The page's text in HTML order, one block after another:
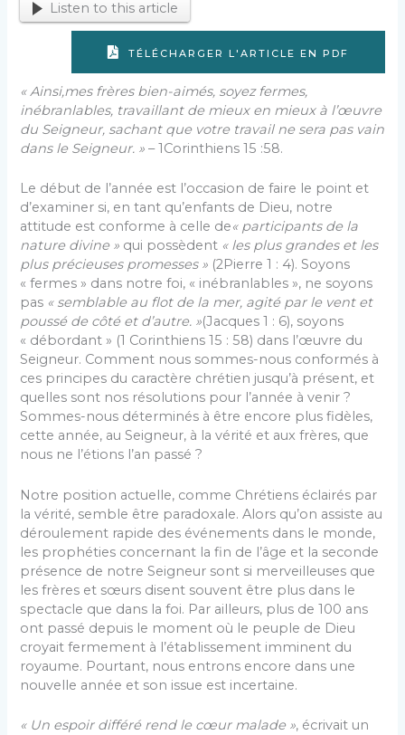
Listen to this article
TÉLÉCHARGER L'ARTICLE EN PDF
« Ainsi,mes frères bien-aimés, soyez fermes,
inébranlables, travaillant de mieux en mieux à l’œuvre
du Seigneur, sachant que votre travail ne sera pas vain
dans le Seigneur. » – 1Corinthiens 15 :58.
Le début de l’année est l’occasion de faire le point et
d’examiner si, en tant qu’enfants de Dieu, notre
attitude est conforme à celle de« participants de la
nature divine » qui possèdent « les plus grandes et les
plus précieuses promesses » (2Pierre 1 : 4). Soyons
« fermes » dans notre foi, « inébranlables », ne soyons
pas « semblable au flot de la mer, agité par le vent et
poussé de côté et d’autre. »(Jacques 1 : 6), soyons
« débordant » (1 Corinthiens 15 : 58) dans l’œuvre du
Seigneur. Comment nous sommes-nous conformés à
ces principes du caractère chrétien jusqu’à présent, et
quelles sont nos résolutions pour l’année à venir ?
Sommes-nous déterminés à être encore plus fidèles,
cette année, au Seigneur, à la vérité et aux frères, que
nous ne l’étions l’an passé ?
Notre position actuelle, comme Chrétiens éclairés par
la vérité, semble être paradoxale. Alors qu’on assiste au
déroulement rapide des événements dans le monde,
les prophéties concernant la fin de l’âge et la seconde
présence de notre Seigneur sont si merveilleuses que
les frères et sœurs disent souvent être plus dans le
spectacle que dans la foi. Par ailleurs, plus de 100 ans
ont passé depuis le moment où le peuple de Dieu
croyait fermement à l’établissement imminent du
royaume. Pourtant, nous entrons encore dans une
nouvelle année et son issue est incertaine.
« Un espoir différé rend le cœur malade », écrivait un